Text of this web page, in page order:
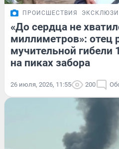
ПРОИСШЕСТВИЯ
«До сердца не
миллиметров»: отец
мучительной гибели
на пиках забора
26 июля, 2026, 11:55 200